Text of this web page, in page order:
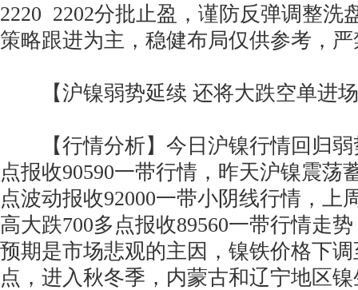
2220 2202分批止盈，谨防反弹调整洗
策略跟进为主，稳健布局仅供参考，
【沪镍弱势延续 还将大跌空单进
【行情分析】今日沪镍行情回归弱
点报收90590一带行情，昨天沪镍震荡
点波动报收92000一带小阴线行情，上
高大跌700多点报收89560一带行情走
预期是市场悲观的主因，镍铁价格下调
点，进入秋冬季，内蒙古和辽宁地区